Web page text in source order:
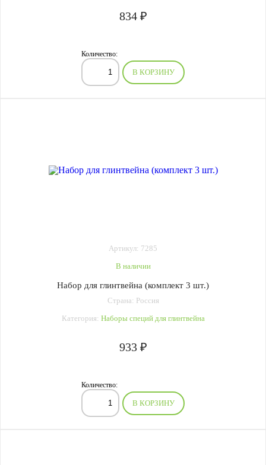
834 ₽
Количество:
В КОРЗИНУ
Артикул: 7285
В наличии
Набор для глинтвейна (комплект 3 шт.)
Страна: Россия
Категория: Наборы специй для глинтвейна
933 ₽
Количество:
В КОРЗИНУ